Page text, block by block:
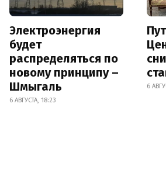
Электроэнергия
будет
распределяться по
новому принципу –
Шмыгаль
6 АВГУСТА, 18:23
6